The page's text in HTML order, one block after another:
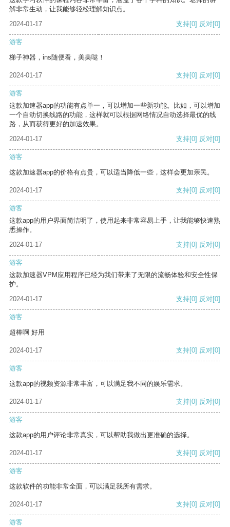
解非常生动，让我能够轻松理解知识点。
2024-01-17
支持[0] 反对[0]
游客
梯子神器，ins随便看，美美哒！
2024-01-17 支持[0] 反对[0]
游客
这款加速器app的功能有点单一，可以增加一些新功能。比如，可以增加
一个自动切换线路的功能，这样就可以根据网络情况自动选择最优的线
路，从而获得更好的加速效果。
2024-01-17
支持[0] 反对[0]
游客
这款加速器app的价格有点贵，可以适当降低一些，这样会更加亲民。
2024-01-17 支持[0] 反对[0]
游客
这款app的用户界面简洁明了，使用起来非常容易上手，让我能够快速熟
悉操作。
2024-01-17
支持[0] 反对[0]
游客
这款加速器VPM应用程序已经为我们带来了无限的流畅体验和安全性保
护。
2024-01-17
支持[0] 反对[0]
游客
超棒啊 好用
2024-01-17 支持[0] 反对[0]
游客
这款app的视频资源非常丰富，可以满足我不同的娱乐需求。
2024-01-17 支持[0] 反对[0]
游客
这款app的用户评论非常真实，可以帮助我做出更准确的选择。
2024-01-17 支持[0] 反对[0]
游客
这款软件的功能非常全面，可以满足我所有需求。
2024-01-17 支持[0] 反对[0]
游客